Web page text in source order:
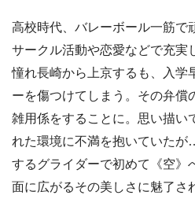
高校時代、バレーボール一筋で
サークル活動や恋愛などで充実
憧れ長崎から上京するも、入学
ーを傷つけてしまう。その弁償
雑用係をすることに。思い描い
れた環境に不満を抱いていた
するグライダーで初めて《空》
面に広がるその美しさに魅了さ